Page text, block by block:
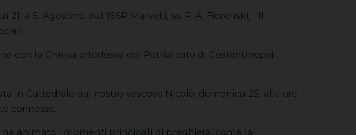
a S. Agostino, dall’ISSR Marvelli, su P. A. Florenskij: “Il
con la Chiesa ortodossa del Patriarcato di Costantinopoli,
in Cattedrale dal nostro vescovo Nicolò, domenica 25, alle ore
connesse.
animato i momenti principali di preghiera, come la